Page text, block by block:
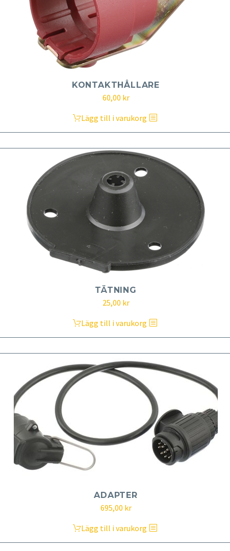
KONTAKTHÅLLARE
60,00 kr
Lägg till i varukorg
TÄTNING
25,00 kr
Lägg till i varukorg
ADAPTER
695,00 kr
Lägg till i varukorg